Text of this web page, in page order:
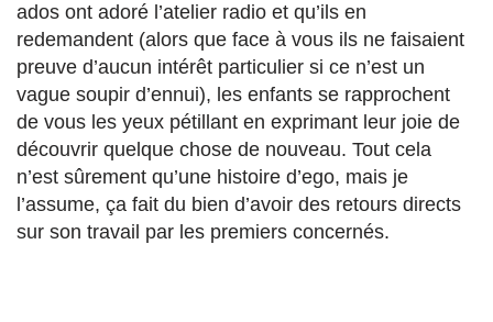
ados ont adoré l’atelier radio et qu’ils en
redemandent (alors que face à vous ils ne faisaient
preuve d’aucun intérêt particulier si ce n’est un
vague soupir d’ennui), les enfants se rapprochent
de vous les yeux pétillant en exprimant leur joie de
découvrir quelque chose de nouveau. Tout cela
n’est sûrement qu’une histoire d’ego, mais je
l’assume, ça fait du bien d’avoir des retours directs
sur son travail par les premiers concernés.